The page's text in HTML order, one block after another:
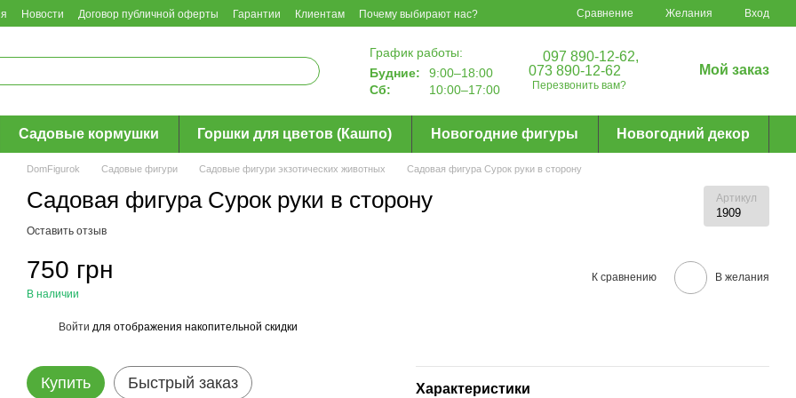
Новости Договор публичной оферты Гарантии Клиентам Почему выбирают нас? Сравнение Желания Вход
График работы:
Будние:
9:00–18:00
Сб:
10:00–17:00
097 890-12-62,
073 890-12-62
Перезвонить вам?
Мой заказ
Садовые кормушки Горшки для цветов (Кашпо) Новогодние фигуры Новогодний декор
DomFigurok Садовые фигури Садовые фигури экзотических животных Садовая фигура Сурок руки в сторону
Садовая фигура Сурок руки в сторону Артикул
1909
Оставить отзыв
750 грн
В наличии
К сравнению В желания
Войти для отображения накопительной скидки
Купить Быстрый заказ Характеристики